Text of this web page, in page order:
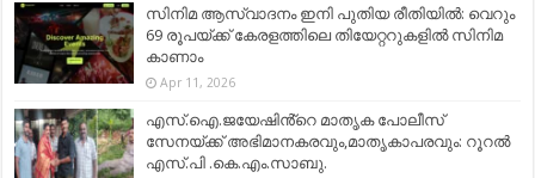
സിനിമ ആസ്വാദനം ഇനി പുതിയ രീതിയിൽ: വെറും
69 രൂപയ്ക്ക് കേരളത്തിലെ തിയേറ്ററുകളിൽ സിനിമ
കാണാം
Apr 11, 2026
എസ്.ഐ.ജയേഷിൻ്റെ മാതൃക പോലീസ്
സേനയ്ക്ക് അഭിമാനകരവും,മാതൃകാപരവും: റൂറൽ
എസ്.പി .കെ.എം.സാബു.